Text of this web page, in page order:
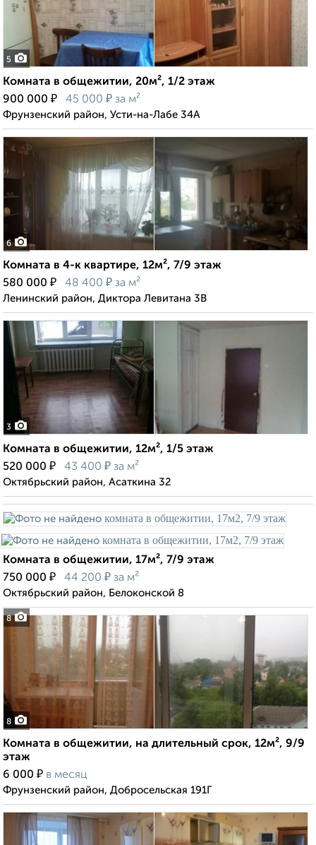
5
Комната в общежитии, 20м², 1/2 этаж
900 000 ₽ 45 000 ₽ за м²
Фрунзенский район, Усти-на-Лабе 34А
6
Комната в 4-к квартире, 12м², 7/9 этаж
580 000 ₽ 48 400 ₽ за м²
Ленинский район, Диктора Левитана 3В
3
Комната в общежитии, 12м², 1/5 этаж
520 000 ₽ 43 400 ₽ за м²
Октябрьский район, Асаткина 32
8
Комната в общежитии, 17м², 7/9 этаж
750 000 ₽ 44 200 ₽ за м²
Октябрьский район, Белоконской 8
8
Комната в общежитии, на длительный срок, 12м², 9/9
этаж
6 000 ₽ в месяц
Фрунзенский район, Добросельская 191Г